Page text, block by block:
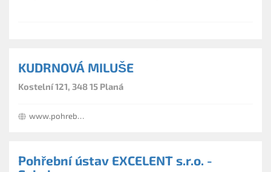
KUDRNOVÁ MILUŠE
Kostelní 121, 348 15 Planá
www.pohrebni-sluzby.eu
Pohřební ústav EXCELENT s.r.o. -